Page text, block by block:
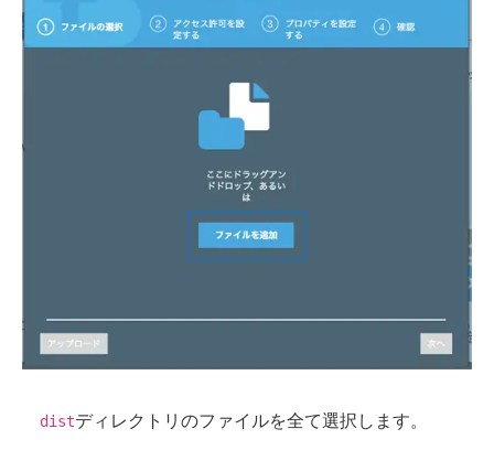
distディレクトリのファイルを全て選択します。